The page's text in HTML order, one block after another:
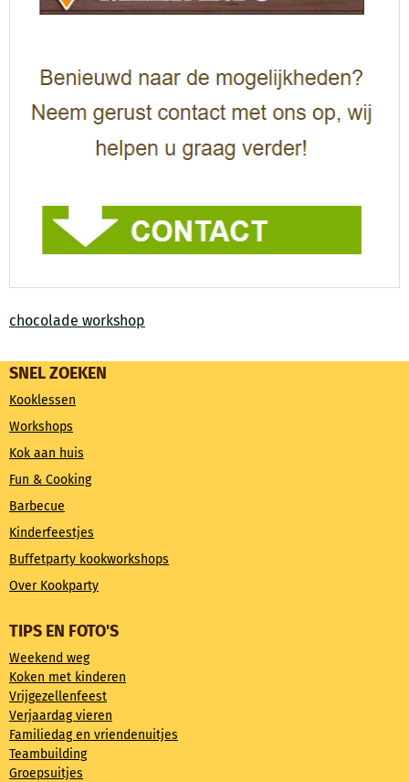
chocolade workshop
SNEL ZOEKEN
Kooklessen
Workshops
Kok aan huis
Fun & Cooking
Barbecue
Kinderfeestjes
Buffetparty kookworkshops
Over Kookparty
TIPS EN FOTO'S
Weekend weg
Koken met kinderen
Vrijgezellenfeest
Verjaardag vieren
Familiedag en vriendenuitjes
Teambuilding
Groepsuitjes